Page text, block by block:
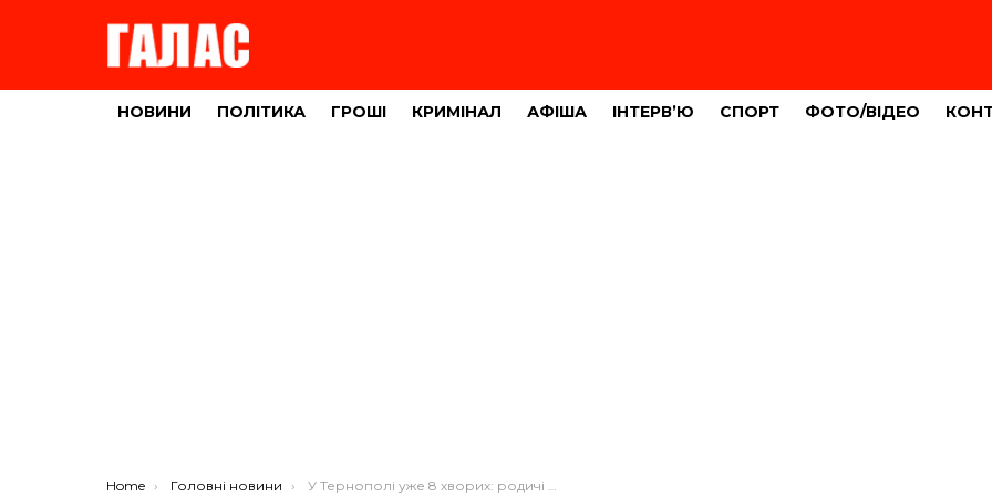
НОВИНИ ПОЛІТИКА ГРОШІ КРИМІНАЛ АФІША ІНТЕРВ’Ю СПОРТ ФОТО/ВІДЕО
You are here:
Home Головні новини У Тернополі уже 8 хворих: родичі жінки, яка померла – син, дружина та немовля